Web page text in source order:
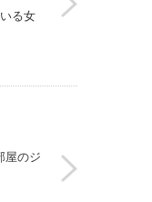
る女
屋のジ